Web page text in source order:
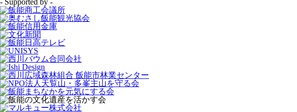
- Supported by -